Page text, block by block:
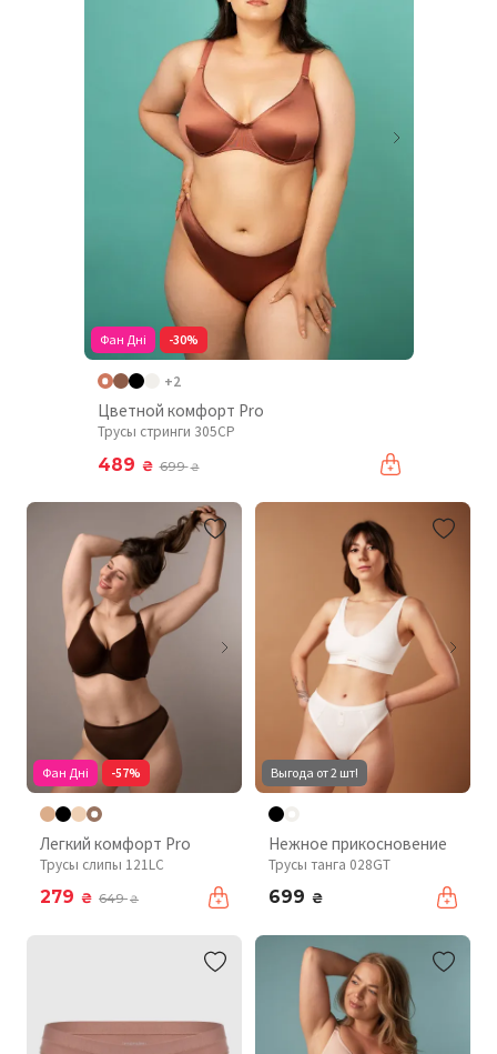
Фан Дні -30%
+2
Цветной комфорт Pro
Трусы стринги 305CP
489 ₴ 699₴
Фан Дні -57%
Легкий комфорт Pro
Трусы слипы 121LC
279 ₴ 649₴
Выгода от 2 шт!
Нежное прикосновение
Трусы танга 028GT
699 ₴